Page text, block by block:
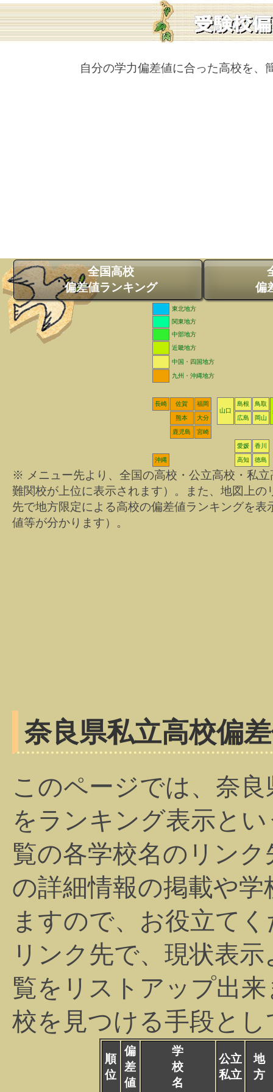
自分の学力偏差値に合った高校を、
全国高校
偏差値ランキング
偏
東北地方
関東地方
中部地方
近畿地方
中国・四国地方
九州・沖縄地方
長崎 佐賀
福岡
山口
島根
鳥取
熊本
大分 広島 岡山
鹿児島 宮崎
愛媛 香川
沖縄 高知 徳島
※ メニュー先より、全国の高校・公立高校・私
難関校が上位に表示されます）。また、地図上
先で地方限定による高校の偏差値ランキングを
値等が分かります）。
奈良県私立高校偏
このページでは、奈
をランキング表示と
覧の各学校名のリン
の詳細情報の掲載や
ますので、お役立て
リンク先で、現状表
覧をリストアップ出
校を見つける手段と
順
位
偏
差
値
学
校
名
公立
私立
地
方